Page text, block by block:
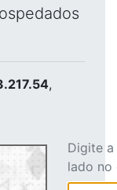
,
Digite
lado no